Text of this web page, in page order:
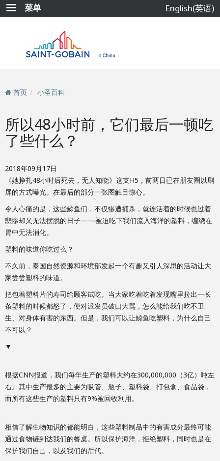
跳
转
菜单 English(英语)
首页 小圣百科
所以48小时前，它们最后一顿吃
了些什么？
2018年09月17日
《她挣扎48小时后死去，无人知晓》这支H5，前两日已在朋友圈以刷
屏的方式曝光。在最后的部分一张图触目惊心。
令人心痛的是，这些鲸鱼们，不仅惨遭捕杀，就连活着的时候也过着
悲惨却又无法摆脱的日子——被迫吃下我们流入海洋的塑料，缠绕在
胃中无法消化。
塑料的味道你吃过么？
不久前，泰国自然资源和环境部发起一个有趣又引人深思的活动让大
家尝尝塑料的味道。
把包着塑料片的寿司给顾客试吃。当大家吃着吃着发现嘴里拉出一长
条塑料的时候都怒了，便对派发员破口大骂，怎么能给我们吃不卫
生、对身体有害的东西。但是，我们可以让鲸鱼吃塑料，为什么自己
不可以？
▼
根据CNN报道，我们每年生产的塑料大约在300,000,000（3亿）吨左
右。其中生产最多的主要为吸管、瓶子、塑料袋、打包盒、食品袋，
而所有这些生产的塑料只有9%被回收利用。
相信了解生物知识的都能明白，这些塑料制品中的有害成分最终可能
通过食物链到达我们的餐桌。所以保护海洋，拒绝塑料，同时也是在
保护我们自己，以及我们的后代。